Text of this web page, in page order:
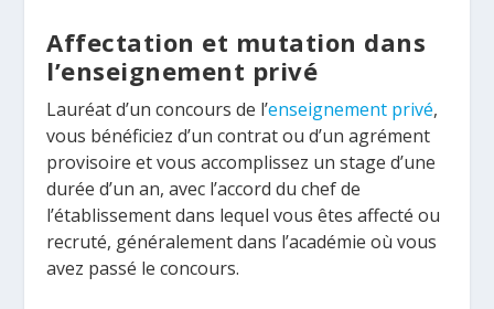
Affectation et mutation dans
l’enseignement privé
Lauréat d’un concours de l’enseignement privé,
vous bénéficiez d’un contrat ou d’un agrément
provisoire et vous accomplissez un stage d’une
durée d’un an, avec l’accord du chef de
l’établissement dans lequel vous êtes affecté ou
recruté, généralement dans l’académie où vous
avez passé le concours.